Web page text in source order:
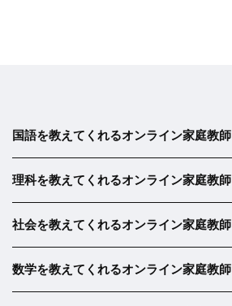
国語を教えてくれるオンライン家庭教師
理科を教えてくれるオンライン家庭教師
社会を教えてくれるオンライン家庭教師
数学を教えてくれるオンライン家庭教師